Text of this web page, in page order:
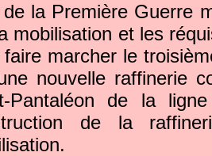
de la Première Guerre
mobilisation et les
faire marcher le
nouvelle raffinerie
Pantaléon de la
de la